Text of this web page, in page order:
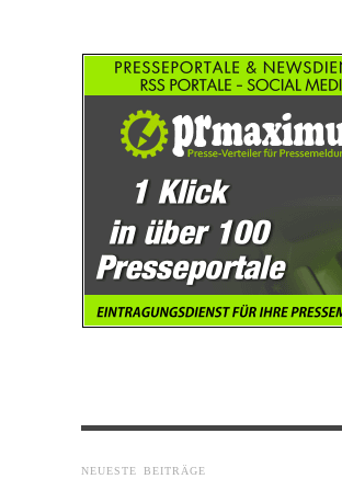
NEUESTE BEITRÄGE